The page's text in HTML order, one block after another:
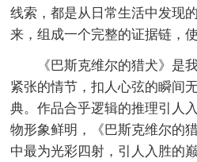
线索，都是从日常生活中发现
来，组成一个完整的证据链，
《巴斯克维尔的猎犬》是
紧张的情节，扣人心弦的瞬间
典。作品合乎逻辑的推理引人
物形象鲜明，《巴斯克维尔的
中最为光彩四射，引人入胜的巅